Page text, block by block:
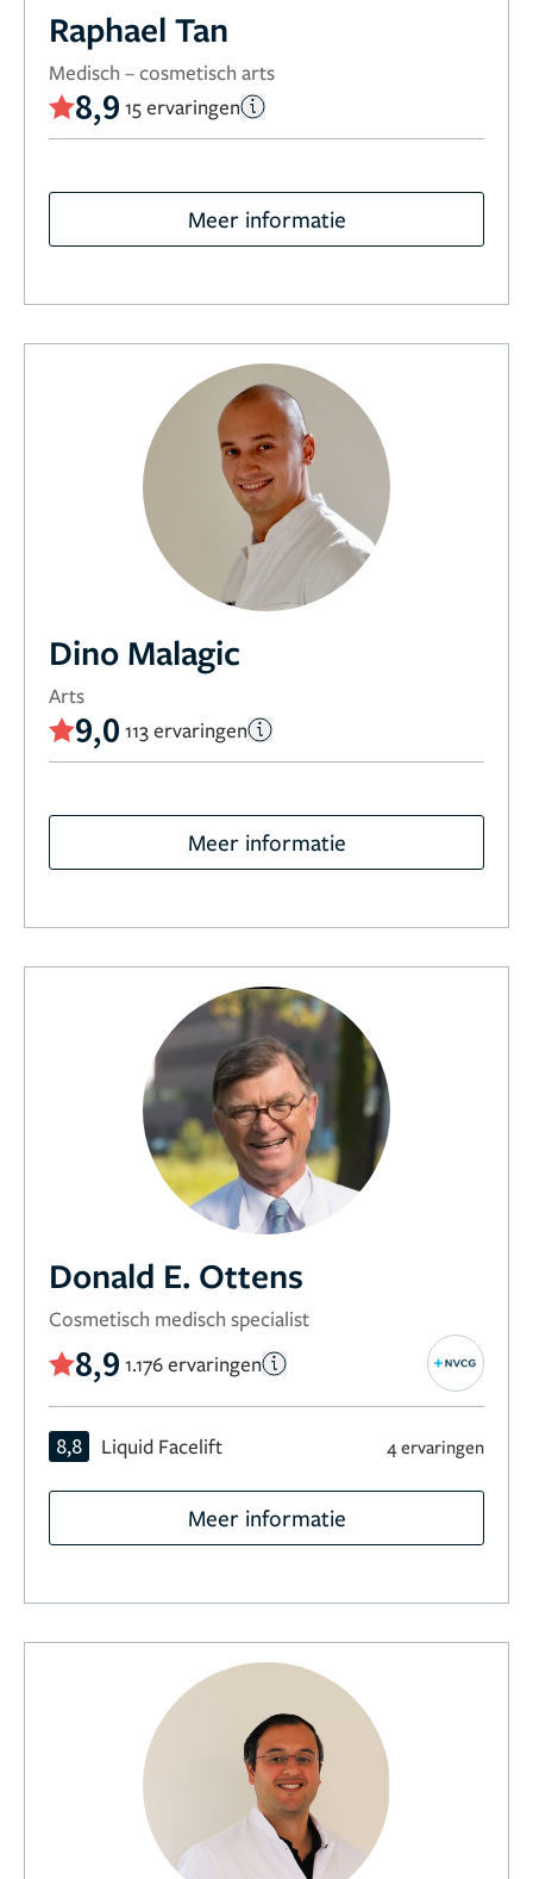
Raphael Tan
Medisch – cosmetisch arts
8,9 15 ervaringen
Meer informatie
Dino Malagic
Arts
9,0 113 ervaringen
Meer informatie
Donald E. Ottens
Cosmetisch medisch specialist
8,9 1.176 ervaringen
8,8 Liquid Facelift 4 ervaringen
Meer informatie